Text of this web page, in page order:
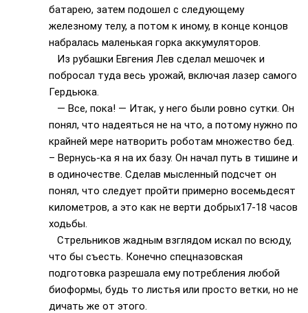
батарею, затем подошел с следующему
железному телу, а потом к иному, в конце концов
набралась маленькая горка аккумуляторов.
Из рубашки Евгения Лев сделал мешочек и
побросал туда весь урожай, включая лазер самого
Гердьюка.
— Все, пока! — Итак, у него были ровно сутки. Он
понял, что надеяться не на что, а потому нужно по
крайней мере натворить роботам множество бед.
– Вернусь-ка я на их базу. Он начал путь в тишине и
в одиночестве. Сделав мысленный подсчет он
понял, что следует пройти примерно восемьдесят
километров, а это как не верти добрых17-18 часов
ходьбы.
Стрельников жадным взглядом искал по всюду,
что бы съесть. Конечно спецназовская
подготовка разрешала ему потребления любой
биоформы, будь то листья или просто ветки, но не
дичать же от этого.